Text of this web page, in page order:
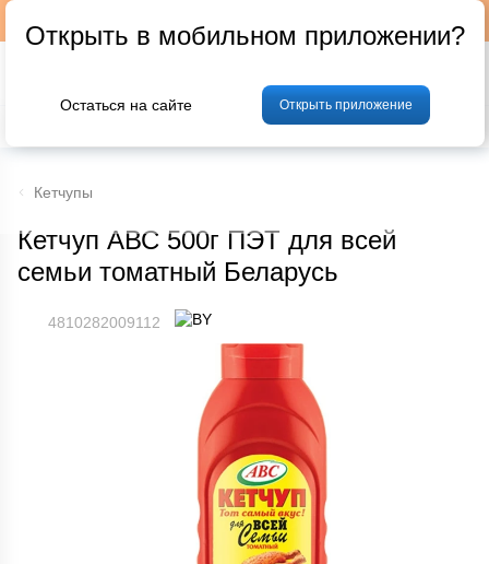
Фрукты и овощи Мясо Птица
Кетчупы
Кетчуп АВС 500г ПЭТ для всей
семьи томатный Беларусь
4810282009112
Открыть в мобильном приложении?
Остаться на сайте Открыть приложение